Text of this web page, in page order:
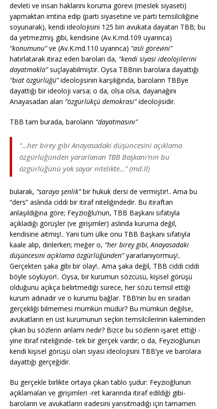
devleti ve insan haklarını koruma görevi (meslek siyaseti)
yapmaktan imtina edip (parti siyasetine ve parti temsilciliğine
soyunarak), kendi ideolojisini 125 bin avukata dayatan TBB; bu
da yetmezmiş gibi, kendisine (Av.K.md.109 uyarınca)
“konumunu”ve (Av.K.md.110 uyarınca) “asli görevini”
hatırlatarak itiraz eden baroları da, “kendi siyasi ideolojilerini
dayatmakla”suçlayabilmiştir. Oysa TBBnin barolara dayattığı
“biat özgürlüğü”ideolojisinin karşılığında, baroların TBBye
dayattığı bir ideoloji varsa; o da, olsa olsa, dayanağını
Anayasadan alan “özgürlükçü demokrasi”ideolojisidir.
TBB tam burada, baroların “dayatmasını”
“…her birey gibi Anayasadaki düşüncesini açıklama
özgürlüğünden yararlanan TBB Başkanı’nın bu
özgürlüğünü yok sayar nitelikte…” (md.ll)
bularak, “saraya şenlik”bir hukuk dersi de vermiştir!.. Ama bu
“ders” aslında ciddi bir itiraf niteliğindedir. Bu itiraftan
anlaşıldığına göre; Feyzioğlu’nun, TBB Başkanı sıfatıyla
açıkladığı görüşler (ve girişimler) aslında kuruma değil,
kendisine aitmiş!.. Yani tüm ülke onu TBB Başkanı sıfatıyla
kaale alıp, dinlerken; meğer o, “her birey gibi, Anayasadaki
düşüncesini açıklama özgürlüğünden”yararlanıyormuş!..
Gerçekten şaka gibi bir olay!.. Ama şaka değil, TBB ciddi ciddi
böyle söylüyor!.. Oysa, bir kurumun sözcüsü, kişisel görüşü
olduğunu açıkça belirtmediği sürece, her sözü temsil ettiği
kurum adınadır ve o kurumu bağlar. TBB’nin bu en sıradan
gerçekliği bilmemesi mümkün müdür? Bu mümkün değilse,
avukatların en üst kurumunun seçkin temsilcilerinin kaleminden
çıkan bu sözlerin anlamı nedir? Bizce bu sözlerin işaret ettiği -
yine itiraf niteliğinde- tek bir gerçek vardır; o da, Feyzioğlunun
kendi kişisel görüşü olan siyasi ideolojisini TBB’ye ve barolara
dayattığı gerçeğidir.
Bu gerçekle birlikte ortaya çıkan tablo şudur: Feyzioğlunun
açıklamaları ve girişimleri -ret kararında itiraf edildiği gibi-
baroların ve avukatların iradesini yansıtmadığı için tamamen